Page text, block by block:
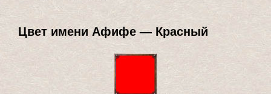
Цвет имени Афифе — Красный